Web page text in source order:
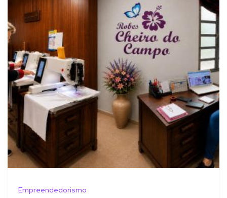
Empreendedorismo